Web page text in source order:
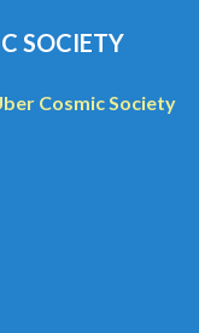
SOCIETY
Cosmic Society